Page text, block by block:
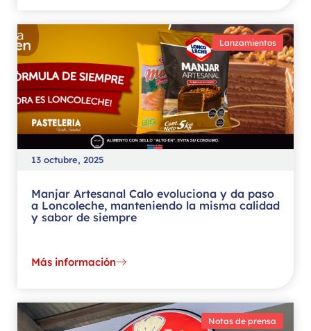
Lanzamientos
13 octubre, 2025
Manjar Artesanal Calo evoluciona y da paso
a Loncoleche, manteniendo la misma calidad
y sabor de siempre
Más información
Notas de prensa